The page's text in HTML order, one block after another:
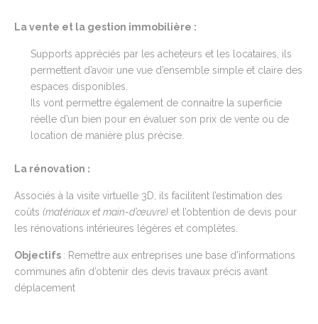
La vente et la gestion immobilière :
Supports appréciés par les acheteurs et les locataires, ils
permettent d’avoir une vue d’ensemble simple et claire des
espaces disponibles.
Ils vont permettre également de connaitre la superficie
réelle d’un bien pour en évaluer son prix de vente ou de
location de manière plus précise.
La rénovation :
Associés à la visite virtuelle 3D, ils facilitent l’estimation des
coûts (matériaux et main-d’œuvre) et l’obtention de devis pour
les rénovations intérieures légères et complètes.
Objectifs : Remettre aux entreprises une base d’informations
communes afin d’obtenir des devis travaux précis avant
déplacement